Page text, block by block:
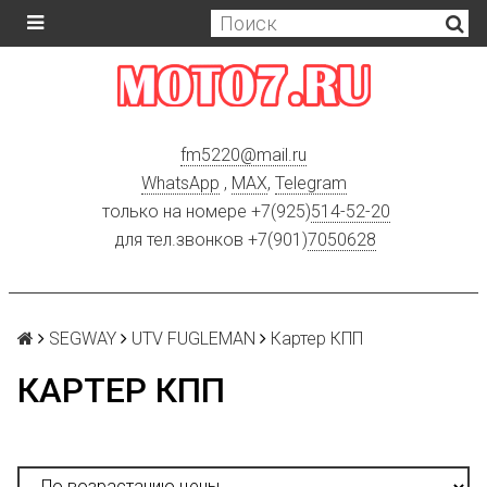
fm5220@mail.ru
WhatsApp , MAX, Telegram
только на номере +7(925)514-52-20
для тел.звонков +7(901)7050628
SEGWAY UTV FUGLEMAN Картер КПП
КАРТЕР КПП